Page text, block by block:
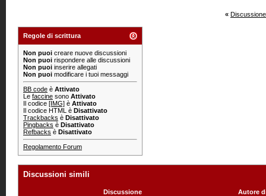
«
Regole di scrittura
Non puoi creare nuove discussioni
Non puoi rispondere alle discussioni
Non puoi inserire allegati
Non puoi modificare i tuoi messaggi
BB code è Attivato
Le faccine sono Attivato
Il codice [IMG] è Attivato
Il codice HTML è Disattivato
Trackbacks è Disattivato
Pingbacks è Disattivato
Refbacks è Disattivato
Regolamento Forum
Discussioni simili
Discussione Autore